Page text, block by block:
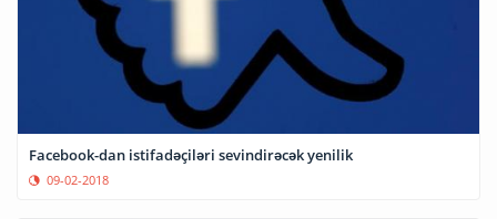
Facebook-dan istifadəçiləri sevindirəcək yenilik
09-02-2018